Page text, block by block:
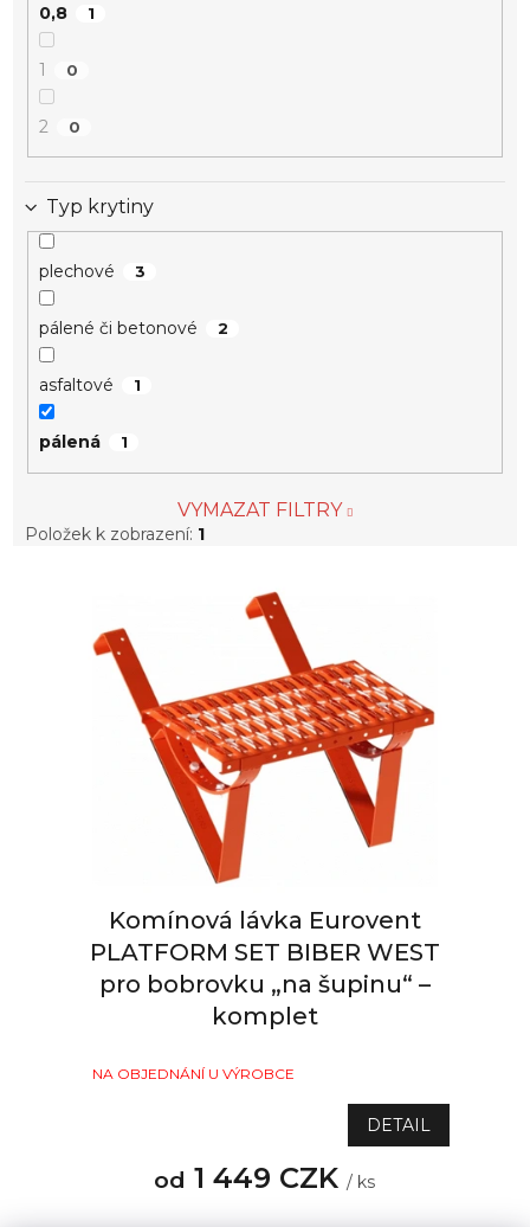
0,8 1
1 0
2 0
Typ krytiny
plechové 3
pálené či betonové 2
asfaltové 1
pálená 1
VYMAZAT FILTRY
Položek k zobrazení: 1
Komínová lávka Eurovent
PLATFORM SET BIBER WEST
pro bobrovku „na šupinu“ –
komplet
NA OBJEDNÁNÍ U VÝROBCE
od 1 449 CZK/ ks
DETAIL